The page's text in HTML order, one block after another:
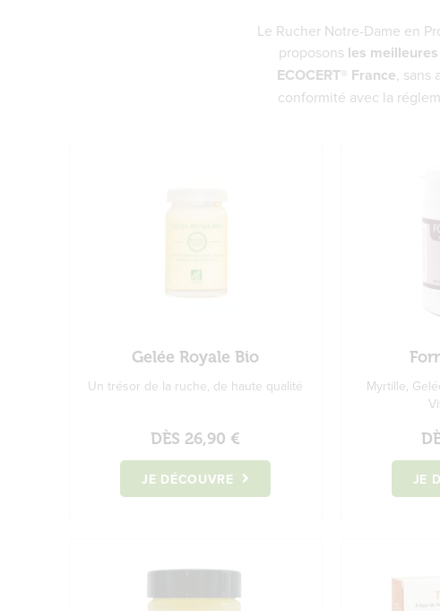
Le Rucher Notre-Dame en
proposons les
ECOCERT® France, sans
conformité avec la
Gelée Royale Bio
Un trésor de la ruche, de haute qualité
DÈS 26,90 €
JE DÉCOUVRE
Myrtille,
JE